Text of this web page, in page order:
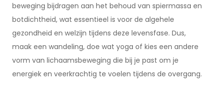
beweging bijdragen aan het behoud van spiermassa en
botdichtheid, wat essentieel is voor de algehele
gezondheid en welzijn tijdens deze levensfase. Dus,
maak een wandeling, doe wat yoga of kies een andere
vorm van lichaamsbeweging die bij je past om je
energiek en veerkrachtig te voelen tijdens de overgang.